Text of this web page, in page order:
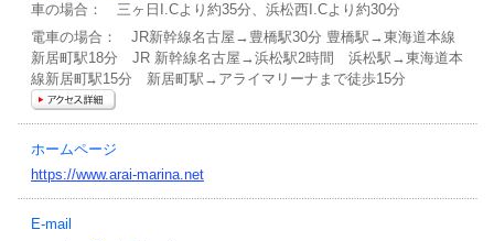
車の場合： 三ヶ日I.Cより約35分、浜松西I.Cより約30分
電車の場合： JR新幹線名古屋→豊橋駅30分 豊橋駅→東海道本線
新居町駅18分 JR 新幹線名古屋→浜松駅2時間 浜松駅→東海道本
線新居町駅15分 新居町駅→アライマリーナまで徒歩15分
ホームページ
https://www.arai-marina.net
E-mail